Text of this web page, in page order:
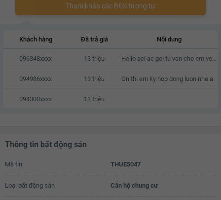
Tham khảo các BĐS tương tự
Khách hàng Đã trả giá Nội dung
096348xxxx 13 triệu Hello ac! ac goi tu van cho em ve can o nay voi a, em cam on.
094986xxxx 13 triệu On thi em ky hop dong luon nhe a
094300xxxx 13 triệu
Thông tin bất động sản
Mã tin THUE5047
Loại bất động sản Căn hộ chung cư